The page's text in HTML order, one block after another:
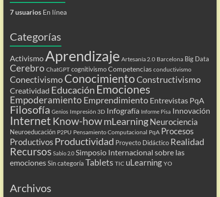
7 usuariosEn línea
Categorías
Activismo Aprendizaje Artesanía 2.0 Barcelona Big Data
Cerebro ChatGPT cognitivismo Competencias conductivismo
ConectivismoConocimientoConstructivismo
Creatividad Educación Emociones
Empoderamiento Emprendimiento Entrevistas PqA
Filosofía Genios Impresión 3D Infografía Informe Pisa Innovación
Internet Know-howmLearning Neurociencia
Neuroeducación P2PU Pensamiento Computacional PqA Procesos
Productivos Productividad Proyecto Didáctico Realidad
Recursos Sabio 2.0 Simposio Internacional sobre las
emociones Sin categoría Tablets TIC uLearning YO
Archivos